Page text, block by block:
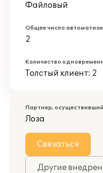
Файловый
Общее число
2
Количество
Толстый клиент: 2
Партнер,
Лоза
Связаться
Другие